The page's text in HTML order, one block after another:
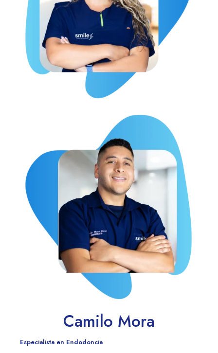
Camilo Mora
Especialista en Endodoncia